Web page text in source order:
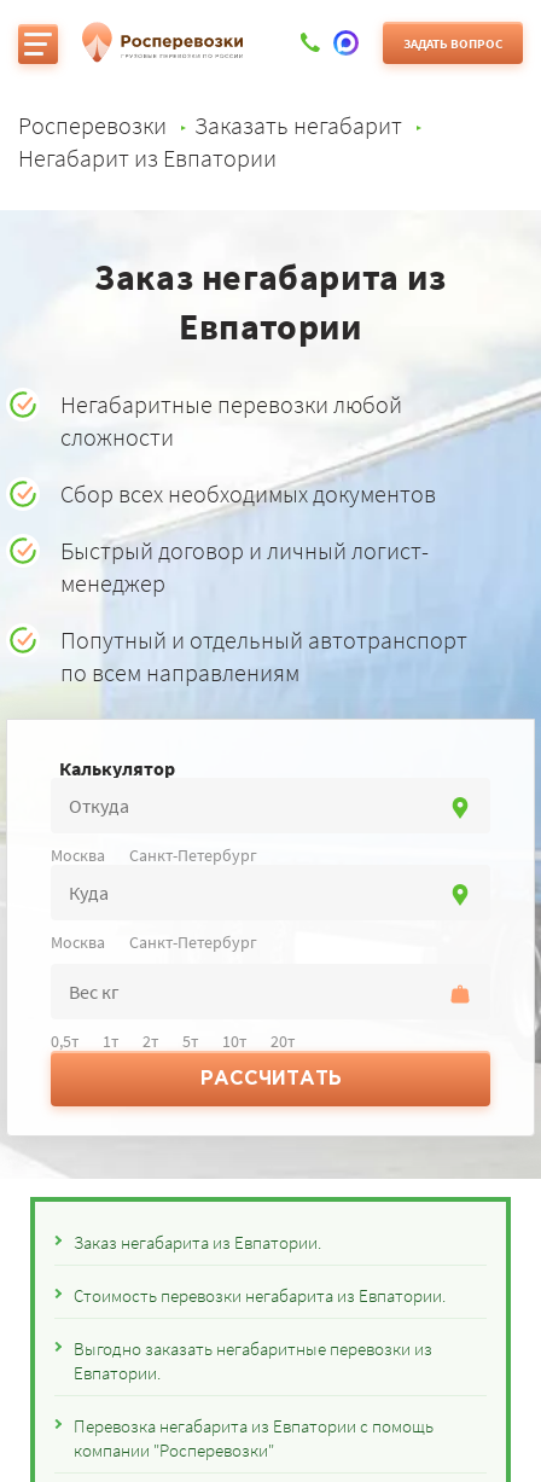
ЗАДАТЬ ВОПРОС
Росперевозки
Заказать негабарит
Негабарит из Евпатории
Заказ негабарита из
Евпатории
Негабаритные перевозки любой
сложности
Сбор всех необходимых документов
Быстрый договор и личный логист-
менеджер
Попутный и отдельный автотранспорт
по всем направлениям
Калькулятор
Москва Санкт-Петербург
Москва Санкт-Петербург
0,5т 1т 2т 5т 10т 20т
РАССЧИТАТЬ
Заказ негабарита из Евпатории.
Стоимость перевозки негабарита из Евпатории.
Выгодно заказать негабаритные перевозки из
Евпатории.
Перевозка негабарита из Евпатории с помощь
компании "Росперевозки"